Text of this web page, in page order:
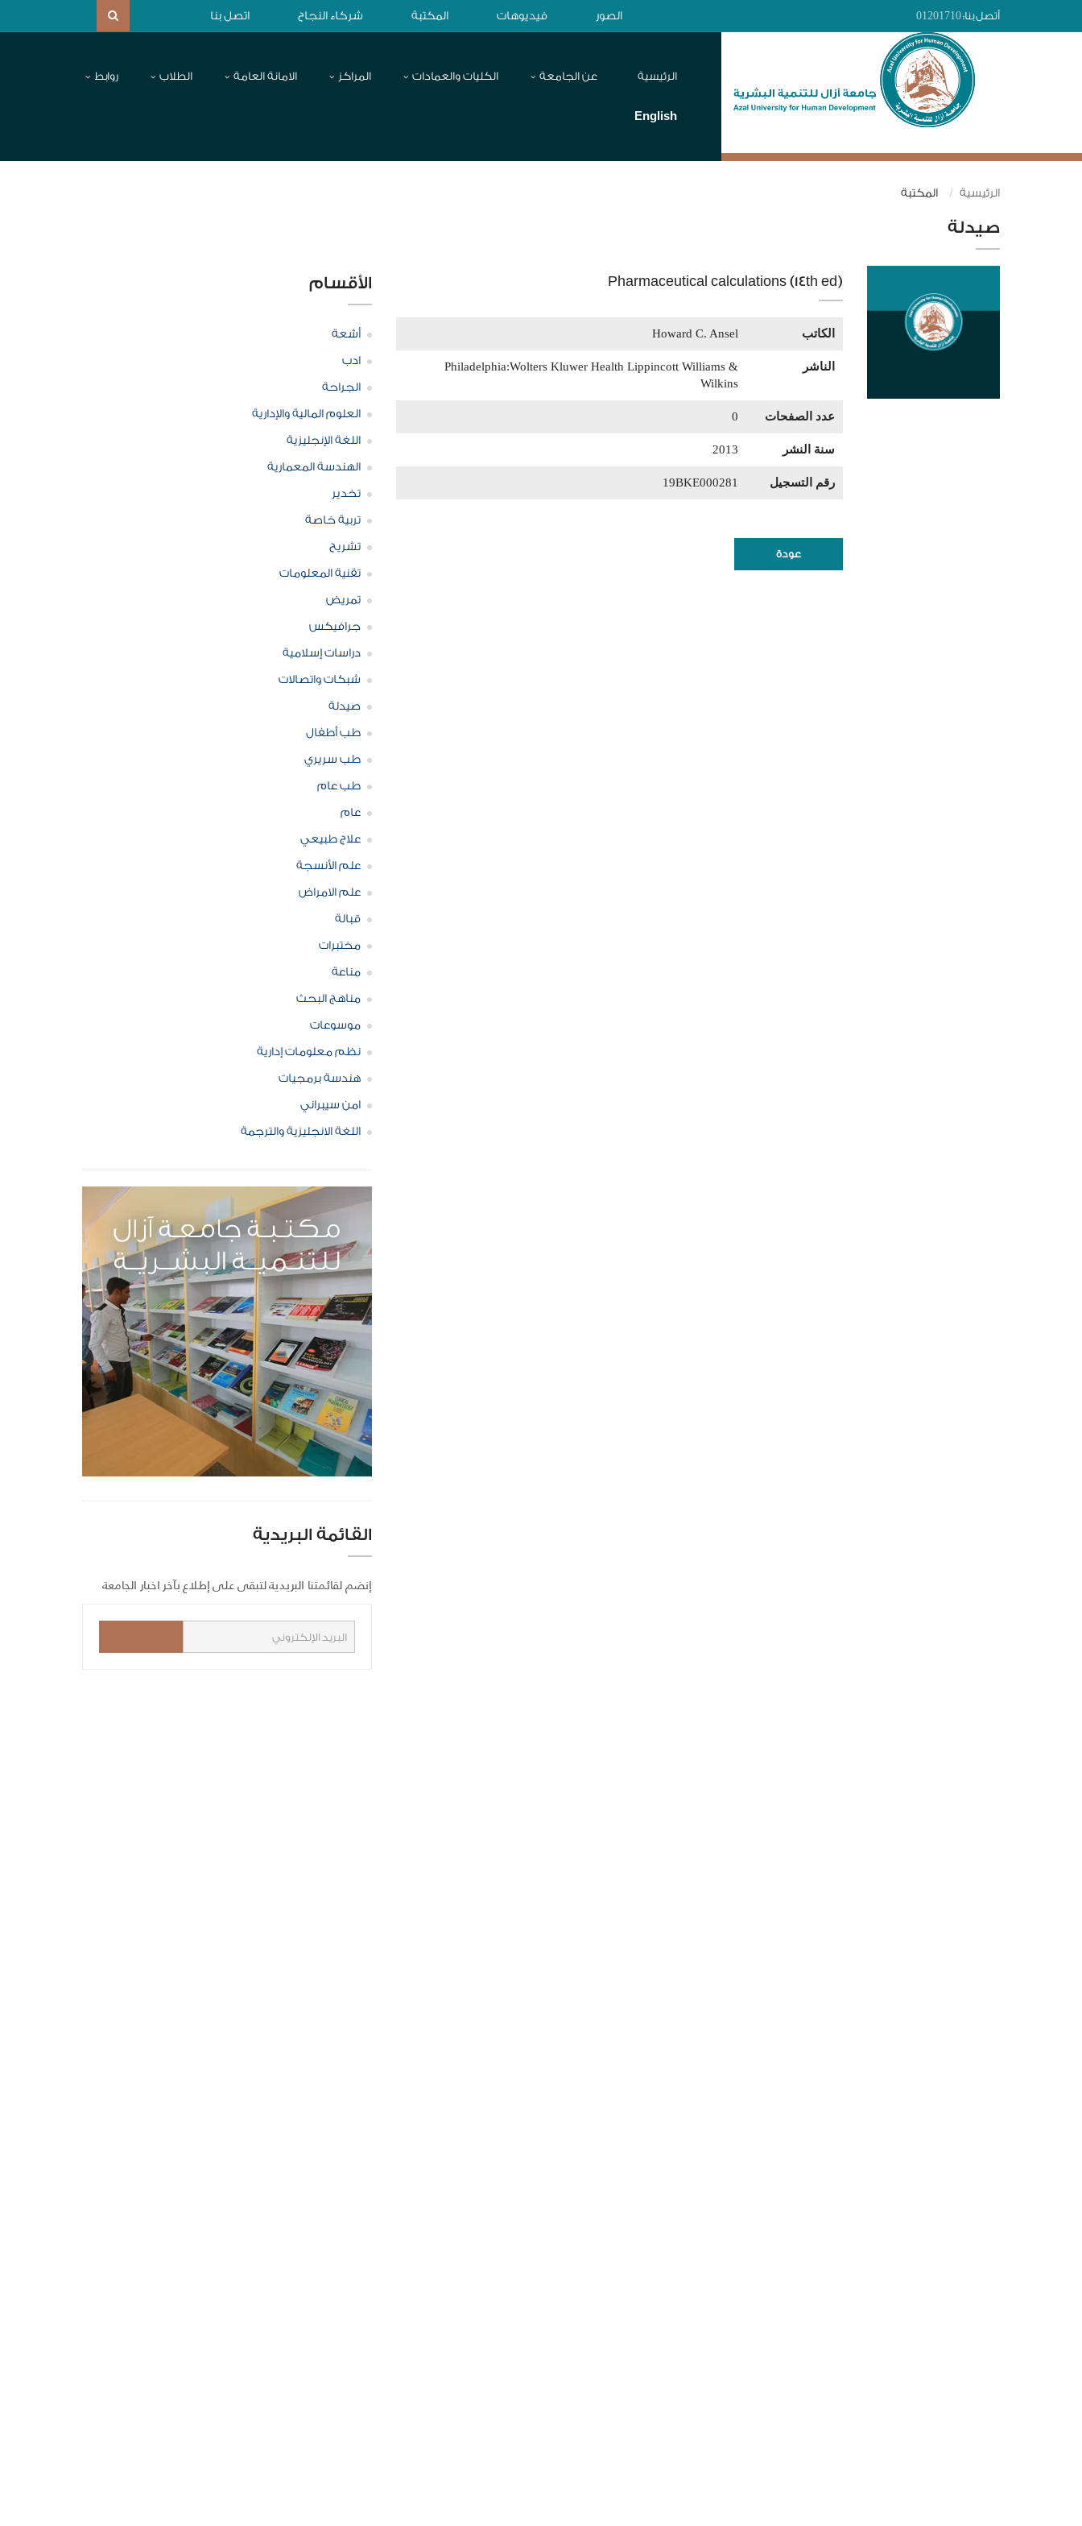
أتصل بنا:01201710 الصور فيديوهات المكتبة شركاء النجاح اتصل بنا
الرئيسية عن الجامعة الكليات والعمادات المراكز الامانة العامة الطلاب روابط
English
الرئيسية المكتبة
صيدلة
Pharmaceutical calculations (14th ed)
الكاتب Howard C. Ansel
الناشر
Philadelphia:Wolters Kluwer Health Lippincott Williams &
Wilkins
عدد الصفحات 0
سنة النشر 2013
رقم التسجيل 19BKE000281
عودة
الأقسام
أشعة
ادب
الجراحة
العلوم المالية والإدارية
اللغة الإنجليزية
الهندسة المعمارية
تخدير
تربية خاصة
تشريح
تقنية المعلومات
تمريض
جرافيكس
دراسات إسلامية
شبكات واتصالات
صيدلة
طب أطفال
طب سريري
طب عام
عام
علاج طبيعي
علم الأنسجة
علم الامراض
قبالة
مختبرات
مناعة
مناهج البحث
موسوعات
نظم معلومات إدارية
هندسة برمجيات
امن سيبراني
اللغة الانجليزية والترجمة
القائمة البريدية
إنضم لقائمتنا البريدية لتبقى على إطلاع بآخر اخبار الجامعة